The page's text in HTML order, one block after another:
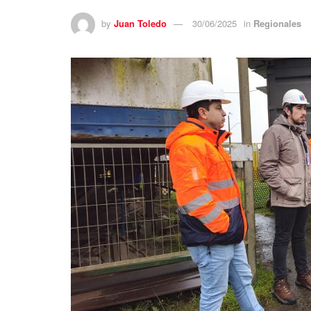
by Juan Toledo 30/06/2025 in Regionales